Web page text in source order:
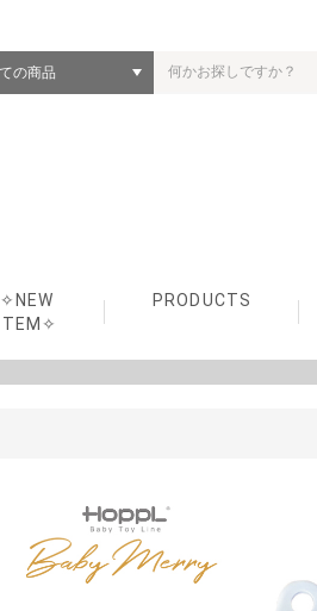
✧NEW
ITEM✧
PRODUCTS
HOPPL Second Line（変
ColoColo Chair &
ColoColo Chest（チェス
ColoColo Kitchen（まま
Stacking Box Toy（ベビ
HOPPL×“Aladdin
bébéd (ベビーベッド)
Choice (ハイチェア)
HOUSE & KIDS BED（プ
GENKI-METER（身長計
First Woody Bike（はじ
Move (ベビージム・マガ
Baby Merry（ベビーメリ
Memory Plate（メモリー
Craft Line（国内生産シ
Baby Toy Line（はじめ
Rocking Horse